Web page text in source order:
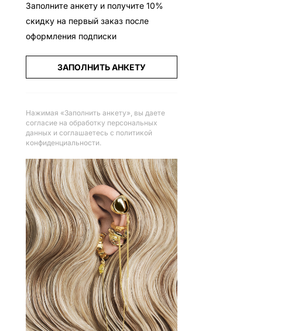
Заполните анкету и получите 10%
скидку на первый заказ после
оформления подписки
ЗАПОЛНИТЬ АНКЕТУ
Нажимая «Заполнить анкету», вы даете
согласие на обработку персональных
данных и соглашаетесь с политикой
конфиденциальности.